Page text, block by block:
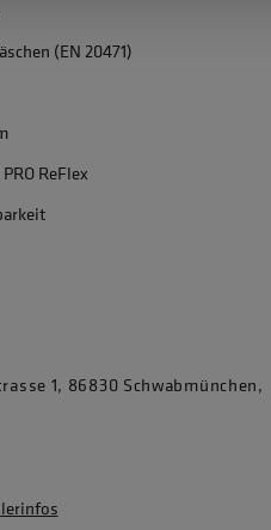
(EN 20471)
ReFlex
1, 86830 Schwabmünchen,